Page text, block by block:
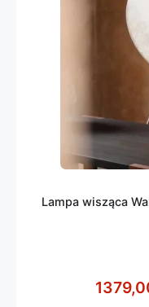
Lampa wisząca